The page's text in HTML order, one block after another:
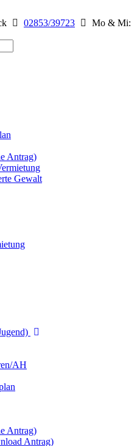
02853/39723
Mo & Mi:
Antrag)
Gewalt
AH
Antrag)
Antrag)